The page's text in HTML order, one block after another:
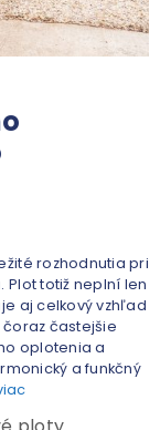
rozhodnutia pri
totiž neplní len
aj celkový vzhľad
častejšie
oplotenia a
a funkčný